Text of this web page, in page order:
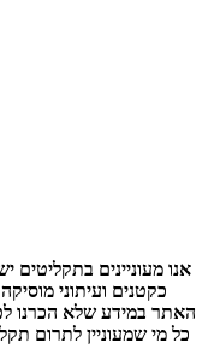
אנו מעוניינים בתקליטים
כקטנים ועיתוני
האתר במידע שלא הכרנו
כל מי שמעוניין לתרום